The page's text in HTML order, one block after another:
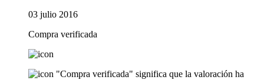
03 julio 2016
Compra verificada
"Compra verificada" significa que la valoración ha